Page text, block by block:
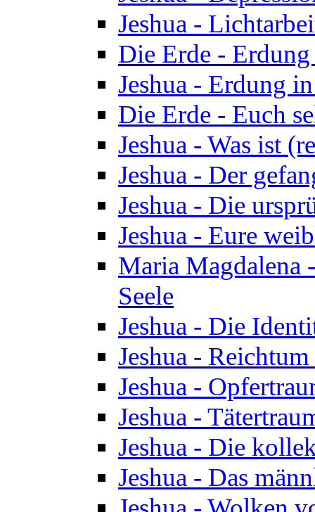
Jeshua -
Die Erde -
Jeshua - Erdung
Die Erde - Euch
Jeshua - Was ist
Jeshua - Der
Jeshua - Die
Jeshua - Eure
Maria Magdalena
Seele
Jeshua - Die
Jeshua -
Jeshua -
Jeshua -
Jeshua - Die
Jeshua - Das